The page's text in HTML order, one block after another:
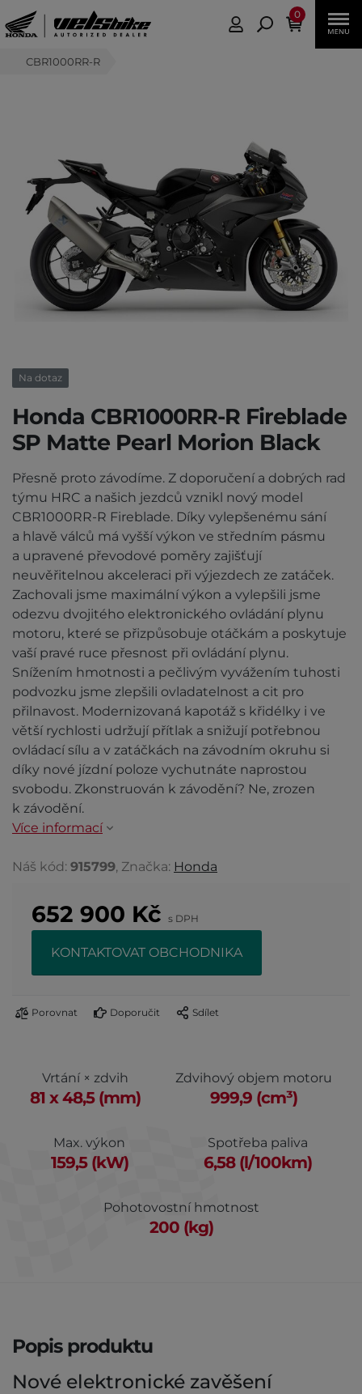
0
CBR1000RR-R
Na dotaz
Honda CBR1000RR-R Fireblade
SP Matte Pearl Morion Black
Přesně proto závodíme. Z doporučení a dobrých rad
týmu HRC a našich jezdců vznikl nový model
CBR1000RR-R Fireblade. Díky vylepšenému sání
a hlavě válců má vyšší výkon ve středním pásmu
a upravené převodové poměry zajišťují
neuvěřitelnou akceleraci při výjezdech ze zatáček.
Zachovali jsme maximální výkon a vylepšili jsme
odezvu dvojitého elektronického ovládání plynu
motoru, které se přizpůsobuje otáčkám a poskytuje
vaší pravé ruce přesnost při ovládání plynu.
Snížením hmotnosti a pečlivým vyvážením tuhosti
podvozku jsme zlepšili ovladatelnost a cit pro
přilnavost. Modernizovaná kapotáž s křidélky i ve
větší rychlosti udržují přítlak a snižují potřebnou
ovládací sílu a v zatáčkách na závodním okruhu si
díky nové jízdní poloze vychutnáte naprostou
svobodu. Zkonstruován k závodění? Ne, zrozen
k závodění.
Více informací
Náš kód: 915799, Značka: Honda
652 900 Kč s DPH
KONTAKTOVAT OBCHODNIKA
Porovnat Doporučit Sdílet
Vrtání × zdvih
81 x 48,5 (mm)
Zdvihový objem motoru
999,9 (cm³)
Max. výkon
159,5 (kW)
Spotřeba paliva
6,58 (l/100km)
Pohotovostní hmotnost
200 (kg)
Popis produktu
Nové elektronické zavěšení